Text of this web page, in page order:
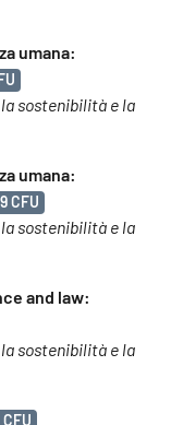
umana:
sostenibilità e la
umana:
9 CFU
sostenibilità e la
and law:
sostenibilità e la
CFU